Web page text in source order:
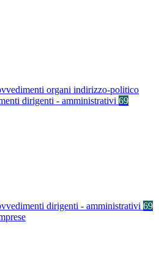
organi indirizzo-politico
dirigenti - amministrativi 69
dirigenti - amministrativi 69